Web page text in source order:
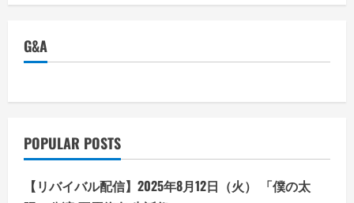
G&A
POPULAR POSTS
【リバイバル配信】2025年8月12日（火） 「僕の太